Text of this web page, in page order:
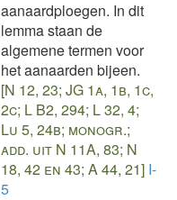
aanaardploegen. In dit
lemma staan de
algemene termen voor
het aanaarden bijeen.
[N 12, 23; JG 1a, 1b, 1c,
2c; L B2, 294; L 32, 4;
Lu 5, 24b; monogr.;
add. uit N 11A, 83; N
18, 42 en 43; A 44, 21] I-
5